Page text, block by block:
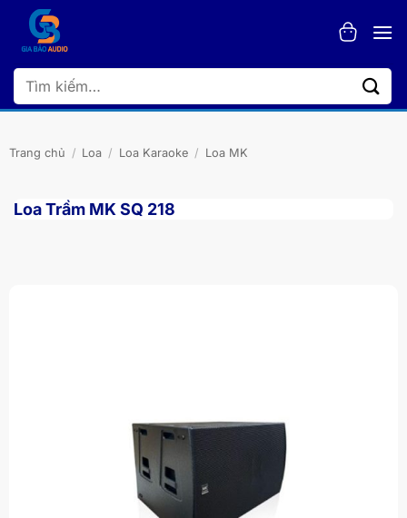
dung
Tìm
kiếm:
Trang chủ / Loa / Loa Karaoke / Loa MK
Loa Trầm MK SQ 218